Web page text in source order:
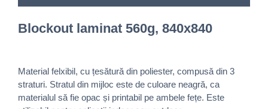
Blockout laminat 560g, 840x840
Material felxibil, cu țesătură din poliester, compusă din 3
straturi. Stratul din mijloc este de culoare neagră, ca
materialul să fie opac și printabil pe ambele fețe. Este